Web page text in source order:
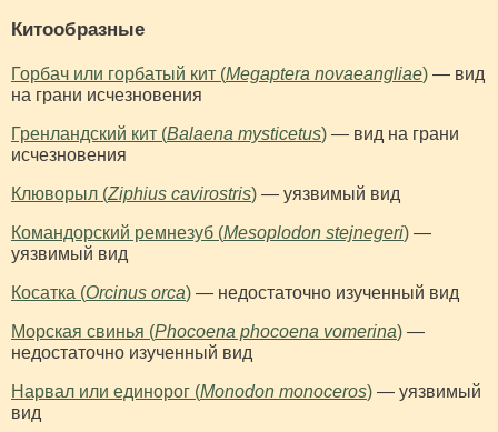
Китообразные
Горбач или горбатый кит (Megaptera novaeangliae) — вид
на грани исчезновения
Гренландский кит (Balaena mysticetus) — вид на грани
исчезновения
Клюворыл (Ziphius cavirostris) — уязвимый вид
Командорский ремнезуб (Mesoplodon stejnegeri) —
уязвимый вид
Косатка (Orcinus orca) — недостаточно изученный вид
Морская свинья (Phocoena phocoena vomerina) —
недостаточно изученный вид
Нарвал или единорог (Monodon monoceros) — уязвимый
вид